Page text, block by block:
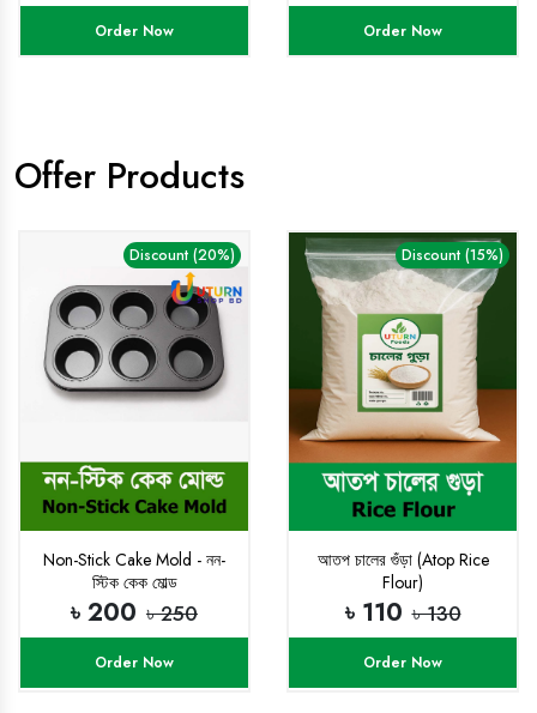
Order Now Order Now
Offer Products
Discount (20%)
Non-Stick Cake Mold - নন-
স্টিক কেক মোল্ড
৳ 200 ৳ 250
Order Now
Discount (15%)
আতপ চালের গুঁড়া (Atop Rice
Flour)
৳ 110 ৳ 130
Order Now